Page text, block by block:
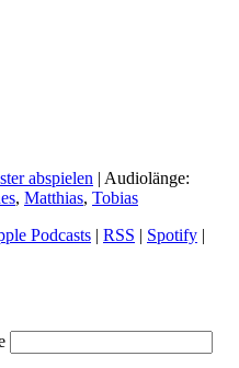
abspielen | Audiolänge:
, Matthias, Tobias
Podcasts | RSS | Spotify |